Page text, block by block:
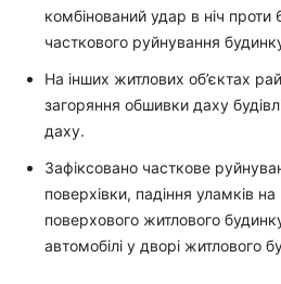
комбінований удар в ніч проти
часткового руйнування
На інших житлових об’єктах
загоряння обшивки даху
даху.
Зафіксовано часткове
поверхівки, падіння уламків
поверхового житлового
автомобілі у дворі житлового